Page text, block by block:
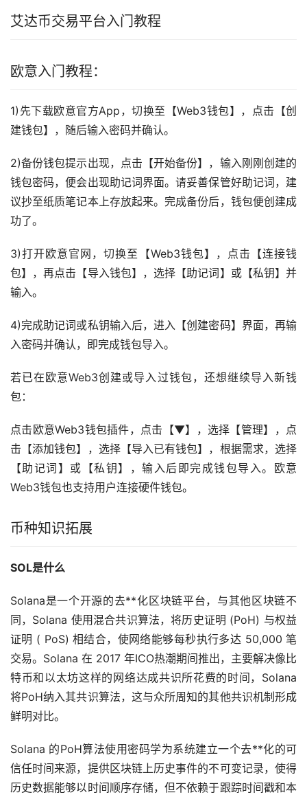
艾达币交易平台入门教程
欧意入门教程：
1)先下载欧意官方App，切换至【Web3钱包】，点击【创
建钱包】，随后输入密码并确认。
2)备份钱包提示出现，点击【开始备份】，输入刚刚创建的
钱包密码，便会出现助记词界面。请妥善保管好助记词，建
议抄至纸质笔记本上存放起来。完成备份后，钱包便创建成
功了。
3)打开欧意官网，切换至【Web3钱包】，点击【连接钱
包】，再点击【导入钱包】，选择【助记词】或【私钥】并
输入。
4)完成助记词或私钥输入后，进入【创建密码】界面，再输
入密码并确认，即完成钱包导入。
若已在欧意Web3创建或导入过钱包，还想继续导入新钱
包：
点击欧意Web3钱包插件，点击【▼】，选择【管理】，点
击【添加钱包】，选择【导入已有钱包】，根据需求，选择
【助记词】或【私钥】，输入后即完成钱包导入。欧意
Web3钱包也支持用户连接硬件钱包。
币种知识拓展
SOL是什么
Solana是一个开源的去**化区块链平台，与其他区块链不
同，Solana 使用混合共识算法，将历史证明 (PoH) 与权益
证明 ( PoS) 相结合，使网络能够每秒执行多达 50,000 笔
交易。Solana 在 2017 年ICO热潮期间推出，主要解决像比
特币和以太坊这样的网络达成共识所花费的时间，Solana
将PoH纳入其共识算法，这与众所周知的其他共识机制形成
鲜明对比。
Solana 的PoH算法使用密码学为系统建立一个去**化的可
信任时间来源，提供区块链上历史事件的不可变记录，使得
历史数据能够以时间顺序存储，但不依赖于跟踪时间戳和本